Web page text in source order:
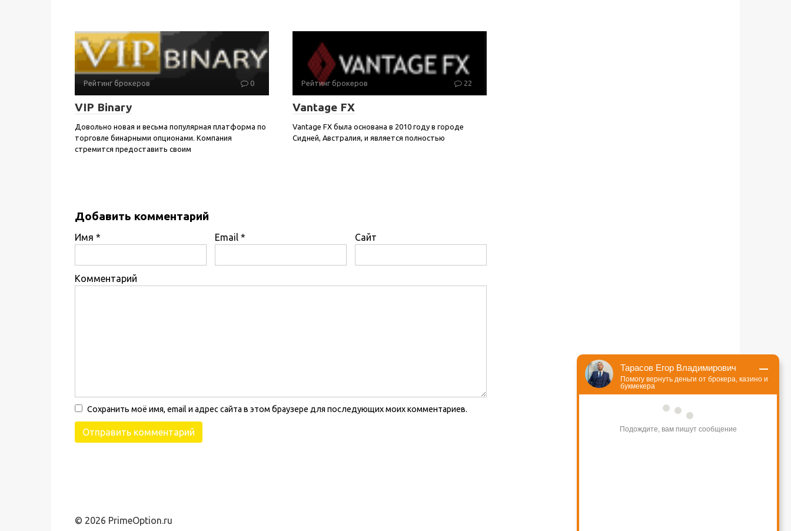
Рейтинг брокеров 0
VIP Binary
Довольно новая и весьма популярная платформа по
торговле бинарными опционами. Компания
стремится предоставить своим
Рейтинг брокеров 22
Vantage FX
Vantage FX была основана в 2010 году в городе
Сидней, Австралия, и является полностью
Добавить комментарий
Имя * Email * Сайт
Комментарий
Сохранить моё имя, email и адрес сайта в этом браузере для последующих моих комментариев.
© 2026 PrimeOption.ru
Тарасов Егор Владимирович
Помогу вернуть деньги от брокера, казино и
букмекера
Подождите, вам пишут сообщение